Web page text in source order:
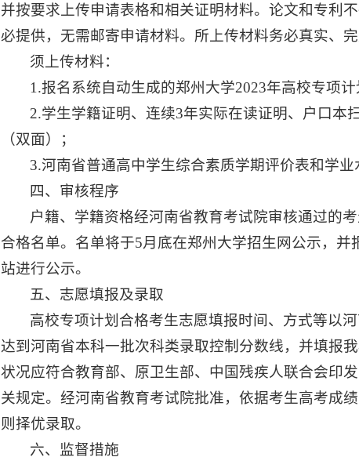
并按要求上传申请表格和相关证明材料。论文和专利
必提供，无需邮寄申请材料。所上传材料务必真实、
须上传材料：
1.报名系统自动生成的郑州大学2023年高校专项
2.学生学籍证明、连续3年实际在读证明、户口本
（双面）；
3.河南省普通高中学生综合素质学期评价表和学业
四、审核程序
户籍、学籍资格经河南省教育考试院审核通过的
合格名单。名单将于5月底在郑州大学招生网公示，
站进行公示。
五、志愿填报及录取
高校专项计划合格考生志愿填报时间、方式等以
达到河南省本科一批次科类录取控制分数线，并填报
状况应符合教育部、原卫生部、中国残疾人联合会印
关规定。经河南省教育考试院批准，依据考生高考成
则择优录取。
六、监督措施